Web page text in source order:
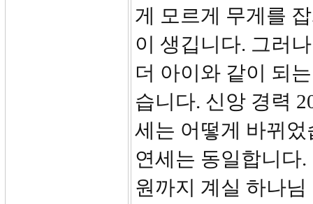
게 모르게 무게를
이 생깁니다. 그러
더 아이와 같이 되
습니다. 신앙 경력
세는 어떻게 바뀌
연세는 동일합니다.
원까지 계실 하나